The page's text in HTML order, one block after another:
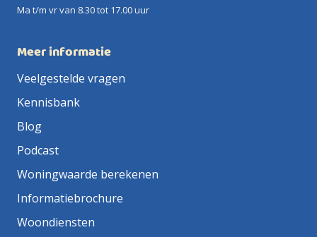
Ma t/m vr van 8.30 tot 17.00 uur
Meer informatie
Veelgestelde vragen
Kennisbank
Blog
Podcast
Woningwaarde berekenen
Informatiebrochure
Woondiensten